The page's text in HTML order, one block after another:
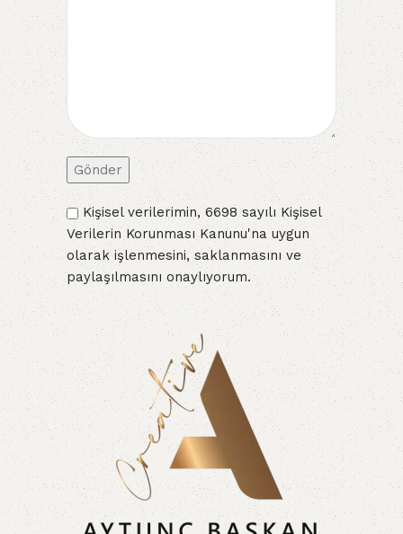
Kişisel verilerimin, 6698 sayılı Kişisel
Verilerin Korunması Kanunu'na uygun
olarak işlenmesini, saklanmasını ve
paylaşılmasını onaylıyorum.